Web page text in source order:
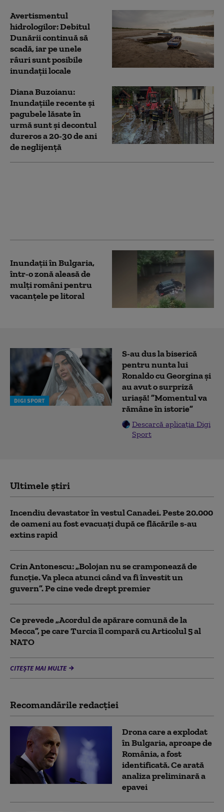
Avertismentul
hidrologilor: Debitul
Dunării continuă să
scadă, iar pe unele
râuri sunt posibile
inundații locale
Diana Buzoianu:
Inundaţiile recente şi
pagubele lăsate în
urmă sunt și decontul
dureros a 20-30 de ani
de neglijenţă
Inundații în Bulgaria,
într-o zonă aleasă de
mulți români pentru
vacanțele pe litoral
DIGI SPORT
S-au dus la biserică
pentru nunta lui
Ronaldo cu Georgina și
au avut o surpriză
uriașă! ”Momentul va
rămâne în istorie”
Descarcă aplicația Digi
Sport
Ultimele știri
Incendiu devastator în vestul Canadei. Peste 20.000
de oameni au fost evacuați după ce flăcările s-au
extins rapid
Crin Antonescu: „Bolojan nu se cramponează de
funcție. Va pleca atunci când va fi învestit un
guvern”. Pe cine vede drept premier
Ce prevede „Acordul de apărare comună de la
Mecca”, pe care Turcia îl compară cu Articolul 5 al
NATO
CITEȘTE MAI MULTE
Recomandările redacţiei
Drona care a explodat
în Bulgaria, aproape de
România, a fost
identificată. Ce arată
analiza preliminară a
epavei